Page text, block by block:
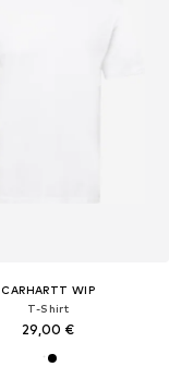
CARHARTT WIP
T-Shirt
29,00 €